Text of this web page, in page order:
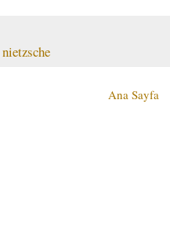
nietzsche
Ana Sayfa